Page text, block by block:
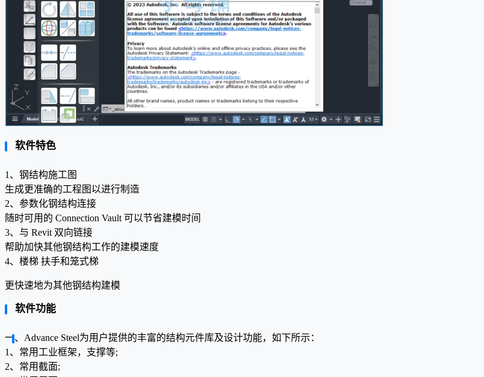
软件特色
1、钢结构施工图
生成更准确的工程图以进行制造
2、参数化钢结构连接
随时可用的 Connection Vault 可以节省建模时间
3、与 Revit 双向链接
帮助加快其他钢结构工作的建模速度
4、楼梯 扶手和笼式梯
更快速地为其他钢结构建模
软件功能
一、Advance Steel为用户提供的丰富的结构元件库及设计功能，如下所示：
1、常用工业框架，支撑等;
2、常用截面;